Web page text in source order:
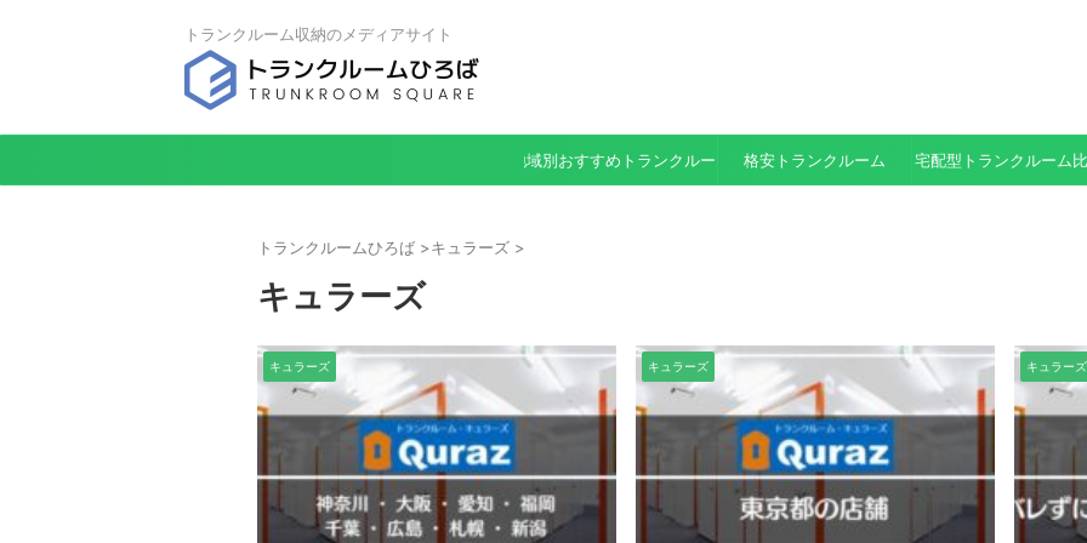
トランクルーム収納のメディアサイト
地域別おすすめトランクルーム 格安トランクルーム 宅配型トランクルーム
トランクルームひろば >キュラーズ >
キュラーズ
キュラーズ キュラーズ キュラーズ